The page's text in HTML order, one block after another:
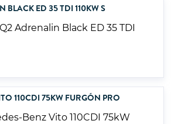
BLACK ED 35 TDI 110KW S
110CDI 75KW FURGÓN PRO